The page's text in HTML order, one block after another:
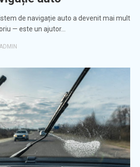
de navigație auto a devenit mai mult
— este un ajutor…
ADMIN